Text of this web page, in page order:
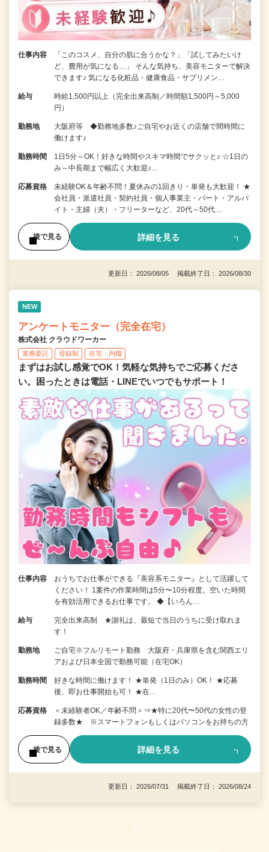
仕事内容
「このコスメ、自分の肌に合うかな？」「試してみたいけ
ど、費用が気になる…」 そんな気持ち、美容モニターで解決
できます♪ 気になる化粧品・健康食品・サプリメン…
給与
時給1,500円以上（完全出来高制／時間額1,500円～5,000
円）
勤務地
大阪府等 ◆勤務地多数♪ご自宅やお近くの店舗で間時間に
働けます♪
勤務時間
1日5分～OK！好きな時間やスキマ時間でサクッと♪ ☆1日の
み～中長期まで幅広く大歓迎♪…
応募資格
未経験OK＆年齢不問！夏休みの1回きり・単発も大歓迎！ ★
会社員・派遣社員・契約社員・個人事業主・パート・アルバ
イト・主婦（夫）・フリーターなど、20代～50代…
後で見る 詳細を見る
更新日： 2026/08/05 掲載終了日： 2026/08/30
NEW
アンケートモニター（完全在宅）
株式会社 クラウドワーカー
業務委託 登録制 在宅・内職
まずはお試し感覚でOK！気軽な気持ちでご応募くださ
い。困ったときは電話・LINEでいつでもサポート！
仕事内容
おうちでお仕事ができる『美容系モニター』として活躍して
ください！ 1案件の作業時間は5分〜10分程度。空いた時間
を有効活用できるお仕事です。 ◆【いろん…
給与
完全出来高制 ★謝礼は、最短で当日のうちに受け取れま
す！
勤務地
ご自宅※フルリモート勤務 大阪府・兵庫県を含む関西エリ
アおよび日本全国で勤務可能（在宅OK）
勤務時間
好きな時間に働けます！ ★単発（1日のみ）OK！ ★応募
後、即お仕事開始も可！ ★在…
応募資格
＜未経験者OK／年齢不問＞⇒★特に20代〜50代の女性の登
録多数★ ※スマートフォンもしくはパソコンをお持ちの方
後で見る 詳細を見る
更新日： 2026/07/31 掲載終了日： 2026/08/24
1